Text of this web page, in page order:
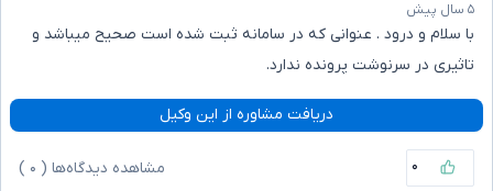
۵ سال پیش
با سلام و درود . عنوانی که در سامانه ثبت شده است صحیح میباشد و
تاثیری در سرنوشت پرونده ندارد.
دریافت مشاوره از این وکیل
۰ مشاهده دیدگاه‌ها ( ۰